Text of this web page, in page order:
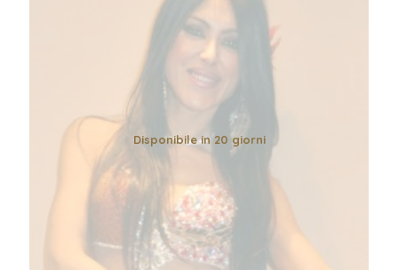
Disponibile in 20 giorni